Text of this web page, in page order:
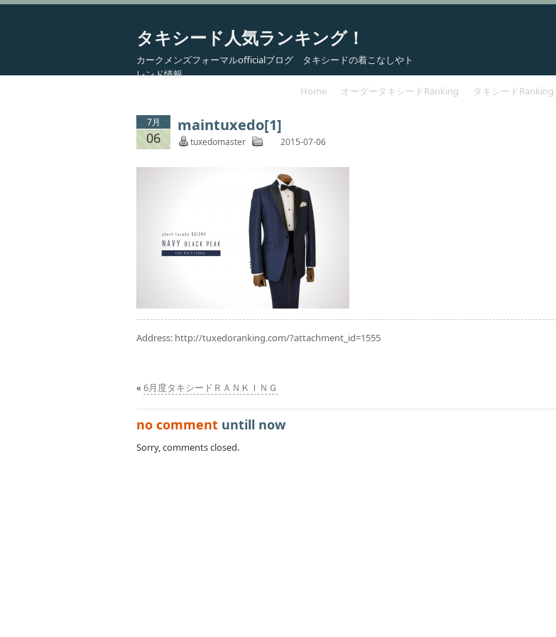
タキシード人気ランキング！
カークメンズフォーマルofficialブログ タキシードの着こなしやト
レンド情報
Home
オーダータキシードRanking タキシードRanking
7月
06
maintuxedo[1]
tuxedomaster 2015-07-06
Address: http://tuxedoranking.com/?attachment_id=1555
« 6月度タキシードＲＡＮＫＩＮＧ
no comment untill now
Sorry, comments closed.